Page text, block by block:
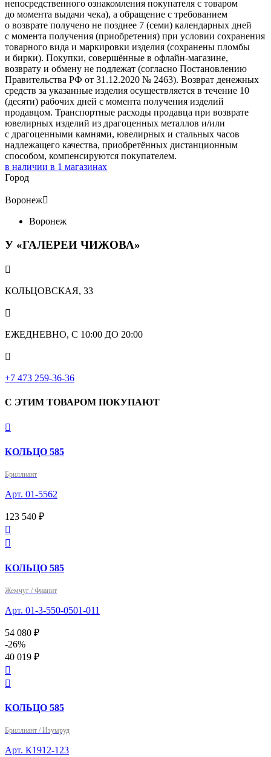
непосредственного ознакомления покупателя с товаром
до момента выдачи чека), а обращение с требованием
о возврате получено не позднее 7 (семи) календарных дней
с момента получения (приобретения) при условии сохранения
товарного вида и маркировки изделия (сохранены пломбы
и бирки). Покупки, совершённые в офлайн-магазине,
возврату и обмену не подлежат (согласно Постановлению
Правительства РФ от 31.12.2020 № 2463). Возврат денежных
средств за указанные изделия осуществляется в течение 10
(десяти) рабочих дней с момента получения изделий
продавцом. Транспортные расходы продавца при возврате
ювелирных изделий из драгоценных металлов и/или
с драгоценными камнями, ювелирных и стальных часов
надлежащего качества, приобретённых дистанционным
способом, компенсируются покупателем.
в наличии в 1 магазинах
Город
Воронеж
Воронеж
У «ГАЛЕРЕИ ЧИЖОВА»

КОЛЬЦОВСКАЯ, 33

ЕЖЕДНЕВНО, С 10:00 ДО 20:00

‎+7 473 259-36-36
С ЭТИМ ТОВАРОМ ПОКУПАЮТ

КОЛЬЦО 585
Бриллиант
Арт. 01-5562
123 540 ₽


КОЛЬЦО 585
Жемчуг / Фианит
Арт. 01-3-550-0501-011
54 080 ₽
-26%
40 019 ₽


КОЛЬЦО 585
Бриллиант / Изумруд
Арт. К1912-123